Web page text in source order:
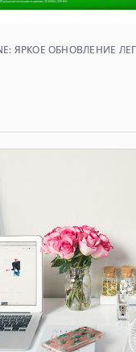
ЯРКОЕ ОБНОВЛЕНИЕ